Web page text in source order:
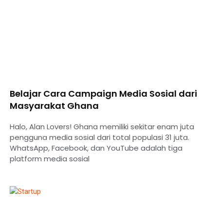
Belajar Cara Campaign Media Sosial dari
Masyarakat Ghana
Halo, Alan Lovers! Ghana memiliki sekitar enam juta
pengguna media sosial dari total populasi 31 juta.
WhatsApp, Facebook, dan YouTube adalah tiga
platform media sosial